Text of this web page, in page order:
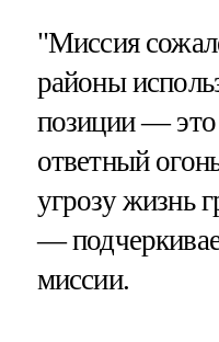
"Миссия
районы
позиции —
ответный
угрозу жизнь
—
миссии.